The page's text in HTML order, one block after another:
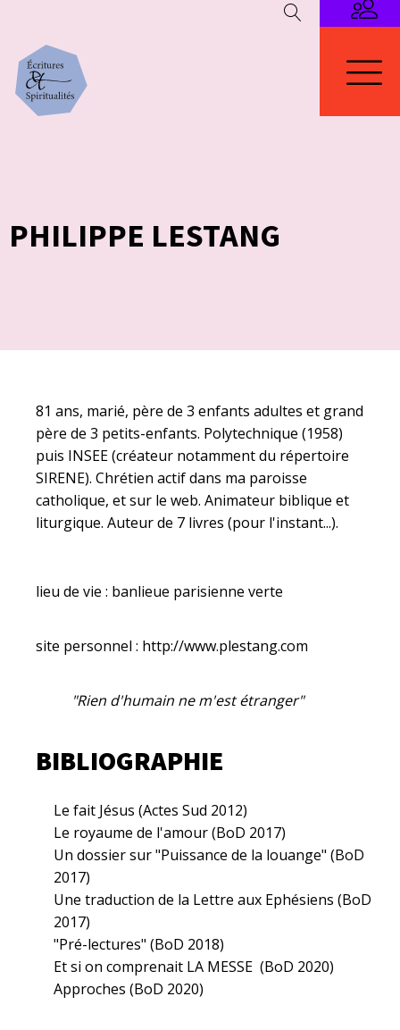
PHILIPPE LESTANG
81 ans, marié, père de 3 enfants adultes et grand
père de 3 petits-enfants. Polytechnique (1958)
puis INSEE (créateur notamment du répertoire
SIRENE). Chrétien actif dans ma paroisse
catholique, et sur le web. Animateur biblique et
liturgique. Auteur de 7 livres (pour l'instant...).
lieu de vie : banlieue parisienne verte
site personnel : http://www.plestang.com
"Rien d'humain ne m'est étranger"
BIBLIOGRAPHIE
Le fait Jésus (Actes Sud 2012)
Le royaume de l'amour (BoD 2017)
Un dossier sur "Puissance de la louange" (BoD
2017)
Une traduction de la Lettre aux Ephésiens (BoD
2017)
"Pré-lectures" (BoD 2018)
Et si on comprenait LA MESSE (BoD 2020)
Approches (BoD 2020)